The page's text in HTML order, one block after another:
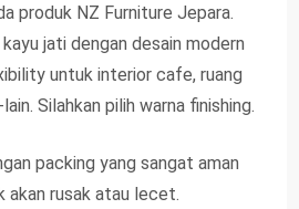
produk NZ Furniture Jepara.
jati dengan desain modern
untuk interior cafe, ruang
Silahkan pilih warna finishing.
packing yang sangat aman
akan rusak atau lecet.